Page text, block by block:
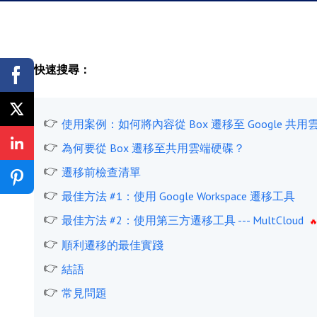
快速搜尋：
使用案例：如何將內容從 Box 遷移至 Google 共用
為何要從 Box 遷移至共用雲端硬碟？
遷移前檢查清單
最佳方法 #1：使用 Google Workspace 遷移工具
最佳方法 #2：使用第三方遷移工具 --- MultCloud
順利遷移的最佳實踐
結語
常見問題